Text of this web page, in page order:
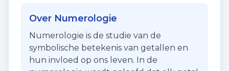
Over Numerologie
Numerologie is de studie van de
symbolische betekenis van getallen en
hun invloed op ons leven. In de